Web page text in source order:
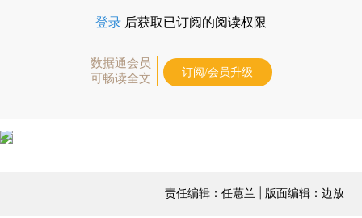
登录 后获取已订阅的阅读权限
数据通会员
可畅读全文
订阅/会员升级
责任编辑：任蕙兰 | 版面编辑：边放